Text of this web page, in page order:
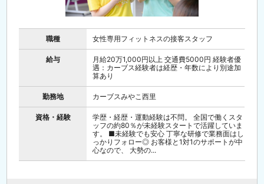
職種 女性専用フィットネスの接客スタッフ
給与
月給20万1,000円以上 交通費5000円 経験者優
遇：カーブス経験者は経歴・年数により別途加
算あり
勤務地 カーブスみやこ西里
資格・経験
学歴・経歴・運動経験は不問。 全国で働くスタ
ッフの約80％が未経験スタートで活躍していま
す。 ■未経験でも安心 丁寧な研修で業務面はし
っかりフォロー◎ お客様と1対1のサポートが中
心なので、 大勢の...